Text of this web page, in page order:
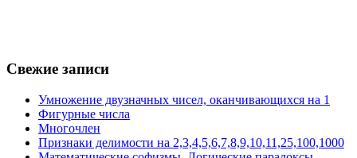
Свежие записи
Умножение двузначных чисел, оканчивающихся на 1
Фигурные числа
Многочлен
Признаки делимости на 2,3,4,5,6,7,8,9,10,11,25,100,1000